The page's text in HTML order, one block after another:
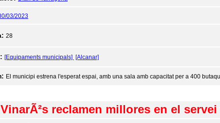
03/2023
28
[Equipaments municipals] [Alcanar]
El municipi estrena l'esperat espai, amb una sala amb capacitat per a 400
reclamen millores en el